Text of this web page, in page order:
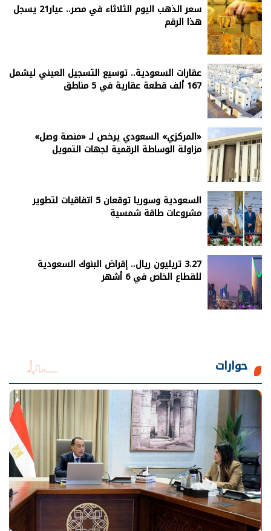
سعر الذهب اليوم الثلاثاء في مصر.. عيار21 يسجل
هذا الرقم
عقارات السعودية.. توسيع التسجيل العيني ليشمل
167 ألف قطعة عقارية في 5 مناطق
«المركزي» السعودي يرخص لـ «منصة وصل»
مزاولة الوساطة الرقمية لجهات التمويل
السعودية وسوريا توقعان 5 اتفاقيات لتطوير
مشروعات طاقة شمسية
3.27 تريليون ريال.. إقراض البنوك السعودية
للقطاع الخاص في 6 أشهر
حوارات